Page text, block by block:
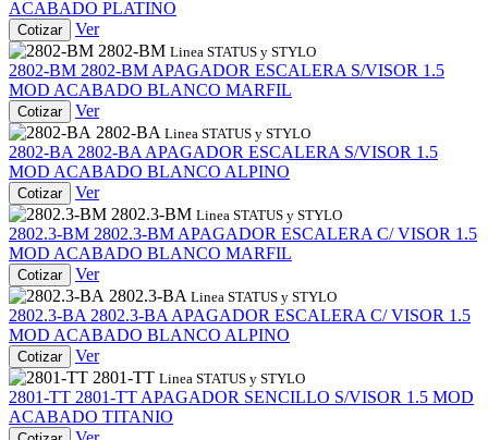
ACABADO PLATINO
Cotizar
Ver
2802-BM Linea STATUS y STYLO
2802-BM 2802-BM APAGADOR ESCALERA S/VISOR 1.5
MOD ACABADO BLANCO MARFIL
Cotizar
Ver
2802-BA Linea STATUS y STYLO
2802-BA 2802-BA APAGADOR ESCALERA S/VISOR 1.5
MOD ACABADO BLANCO ALPINO
Cotizar
Ver
2802.3-BM Linea STATUS y STYLO
2802.3-BM 2802.3-BM APAGADOR ESCALERA C/ VISOR 1.5
MOD ACABADO BLANCO MARFIL
Cotizar
Ver
2802.3-BA Linea STATUS y STYLO
2802.3-BA 2802.3-BA APAGADOR ESCALERA C/ VISOR 1.5
MOD ACABADO BLANCO ALPINO
Cotizar
Ver
2801-TT Linea STATUS y STYLO
2801-TT 2801-TT APAGADOR SENCILLO S/VISOR 1.5 MOD
ACABADO TITANIO